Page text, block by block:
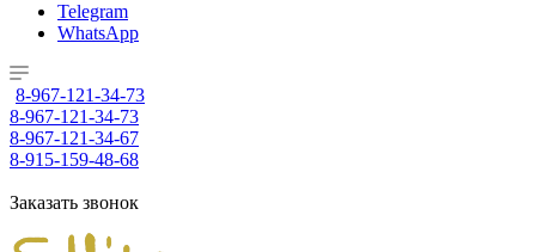
Telegram
WhatsApp
8-967-121-34-73
8-967-121-34-73
8-967-121-34-67
8-915-159-48-68
Заказать звонок